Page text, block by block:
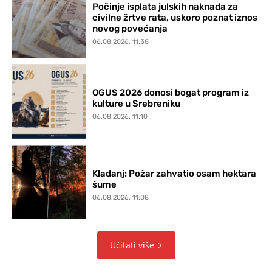
Počinje isplata julskih naknada za
civilne žrtve rata, uskoro poznat iznos
novog povećanja
06.08.2026. 11:38
OGUS 2026 donosi bogat program iz
kulture u Srebreniku
06.08.2026. 11:10
Kladanj: Požar zahvatio osam hektara
šume
06.08.2026. 11:08
Učitati više